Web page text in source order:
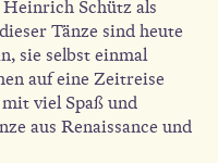
Schütz als
Tänze sind heute
sie selbst einmal
auf eine Zeitreise
viel Spaß und
aus Renaissance und